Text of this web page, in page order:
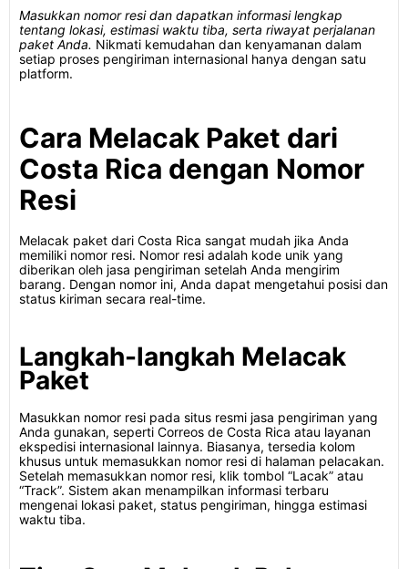
Masukkan nomor resi dan dapatkan informasi lengkap
tentang lokasi, estimasi waktu tiba, serta riwayat perjalanan
paket Anda. Nikmati kemudahan dan kenyamanan dalam
setiap proses pengiriman internasional hanya dengan satu
platform.
Cara Melacak Paket dari
Costa Rica dengan Nomor
Resi
Melacak paket dari Costa Rica sangat mudah jika Anda
memiliki nomor resi. Nomor resi adalah kode unik yang
diberikan oleh jasa pengiriman setelah Anda mengirim
barang. Dengan nomor ini, Anda dapat mengetahui posisi dan
status kiriman secara real-time.
Langkah-langkah Melacak
Paket
Masukkan nomor resi pada situs resmi jasa pengiriman yang
Anda gunakan, seperti Correos de Costa Rica atau layanan
ekspedisi internasional lainnya. Biasanya, tersedia kolom
khusus untuk memasukkan nomor resi di halaman pelacakan.
Setelah memasukkan nomor resi, klik tombol “Lacak” atau
“Track”. Sistem akan menampilkan informasi terbaru
mengenai lokasi paket, status pengiriman, hingga estimasi
waktu tiba.